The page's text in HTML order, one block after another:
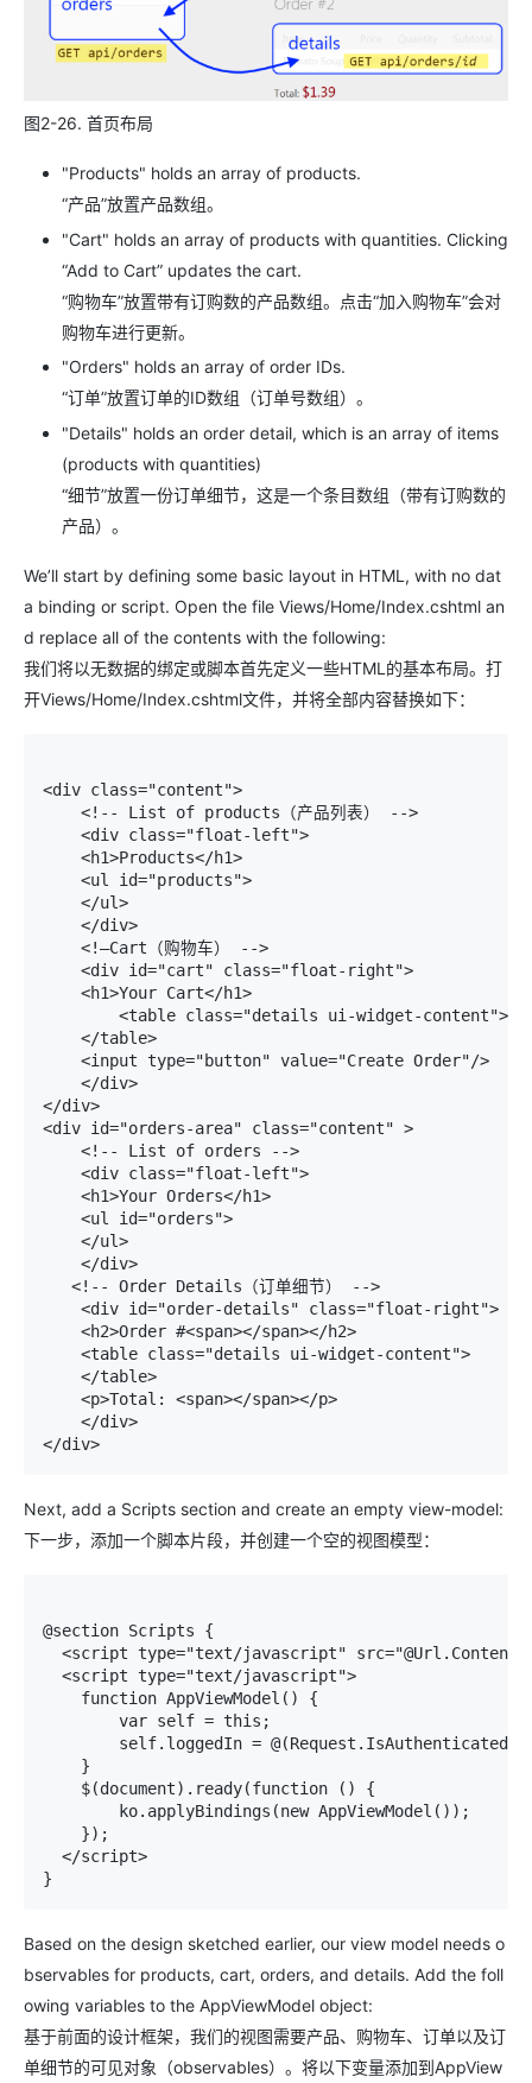
图2-26. 首页布局
"Products" holds an array of products.
“产品”放置产品数组。
"Cart" holds an array of products with quantities. Clicking
“Add to Cart” updates the cart.
“购物车”放置带有订购数的产品数组。点击“加入购物车”会对
购物车进行更新。
"Orders" holds an array of order IDs.
“订单”放置订单的ID数组（订单号数组）。
"Details" holds an order detail, which is an array of items
(products with quantities)
“细节”放置一份订单细节，这是一个条目数组（带有订购数的
产品）。
We’ll start by defining some basic layout in HTML, with no dat
a binding or script. Open the file Views/Home/Index.cshtml an
d replace all of the contents with the following:
我们将以无数据的绑定或脚本首先定义一些HTML的基本布局。打
开Views/Home/Index.cshtml文件，并将全部内容替换如下：
<div class="content">
    <!-- List of products（产品列表） -->
    <div class="float-left">
    <h1>Products</h1>
    <ul id="products">
    </ul>
    </div>
    <!—Cart（购物车） -->
    <div id="cart" class="float-right">
    <h1>Your Cart</h1>
        <table class="details ui-widget-content">
    </table>
    <input type="button" value="Create Order"/>
    </div>
</div>
<div id="orders-area" class="content" >
    <!-- List of orders -->
    <div class="float-left">
    <h1>Your Orders</h1>
    <ul id="orders">
    </ul>
    </div>
   <!-- Order Details（订单细节） -->
    <div id="order-details" class="float-right">
    <h2>Order #<span></span></h2>
    <table class="details ui-widget-content">
    </table>
    <p>Total: <span></span></p>
    </div>
</div>
Next, add a Scripts section and create an empty view-model:
下一步，添加一个脚本片段，并创建一个空的视图模型：
@section Scripts {
<script type="text/javascript"
  <script type="text/javascript">
    function AppViewModel() {
        var self = this;
self.loggedIn = @(Request.IsAuthenticated
    }
    $(document).ready(function () {
        ko.applyBindings(new AppViewModel());
    });
  </script>
}
Based on the design sketched earlier, our view model needs o
bservables for products, cart, orders, and details. Add the foll
owing variables to the AppViewModel object:
基于前面的设计框架，我们的视图需要产品、购物车、订单以及订
单细节的可见对象（observables）。将以下变量添加到AppView